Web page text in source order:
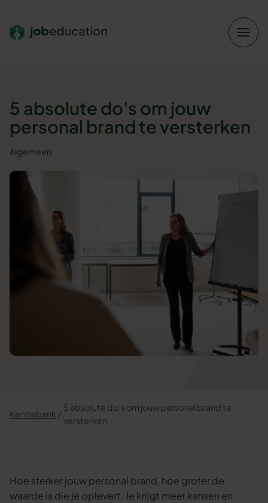
5 absolute do's om jouw
personal brand te versterken
Algemeen
Kennisbank
5 absolute do’s om jouw personal brand te
versterken
Hoe sterker jouw personal brand, hoe groter de
waarde is die je oplevert. Je krijgt meer kansen en